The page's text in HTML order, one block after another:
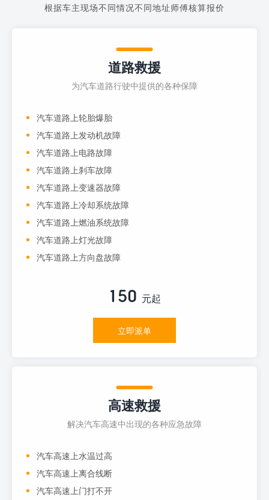
根据车主现场不同情况不同地址师傅核算报价
道路救援
为汽车道路行驶中提供的各种保障
汽车道路上轮胎爆胎
汽车道路上发动机故障
汽车道路上电路故障
汽车道路上刹车故障
汽车道路上变速器故障
汽车道路上冷却系统故障
汽车道路上燃油系统故障
汽车道路上灯光故障
汽车道路上方向盘故障
150 元起
立即派单
高速救援
解决汽车高速中出现的各种应急故障
汽车高速上水温过高
汽车高速上离合线断
汽车高速上门打不开